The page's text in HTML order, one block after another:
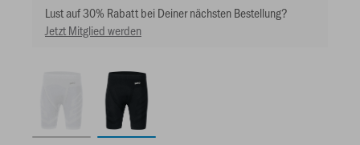
Lust auf 30% Rabatt bei Deiner nächsten Bestellung?
Jetzt Mitglied werden